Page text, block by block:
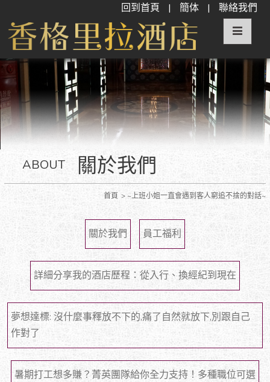
回到首頁 | 簡体 | 聯絡我們
ABOUT 關於我們
首頁 ~上班小姐一直會遇到客人窮追不捨的對話~
關於我們 員工福利
詳細分享我的酒店歷程：從入行、換經紀到現在
夢想達標: 沒什麼事釋放不下的,痛了自然就放下,別跟自己
作對了
暑期打工想多賺？菁英團隊給你全力支持！多種職位可選